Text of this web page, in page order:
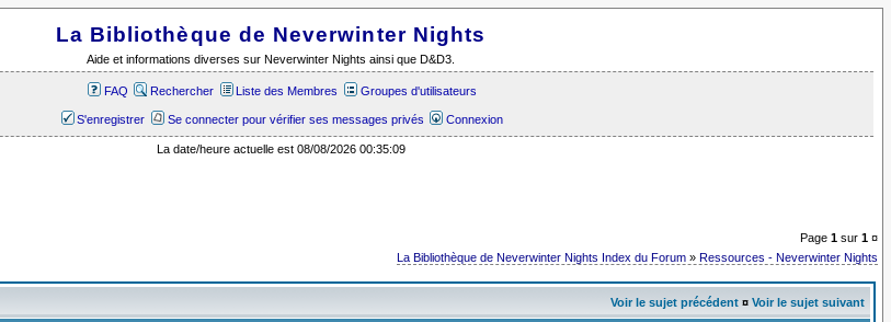
La Bibliothèque de Neverwinter Nights
Aide et informations diverses sur Neverwinter Nights ainsi que D&D3.
FAQ Rechercher Liste des Membres Groupes d'utilisateurs
S'enregistrer Se connecter pour vérifier ses messages privés Connexion
La date/heure actuelle est 08/08/2026 00:35:09
Page1 sur1 ¤
La Bibliothèque de Neverwinter Nights Index du Forum »Ressources - Neverwinter Nights
Voir le sujet précédent¤ Voir le sujet suivant